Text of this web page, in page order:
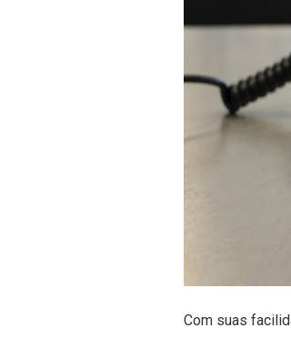
Com suas